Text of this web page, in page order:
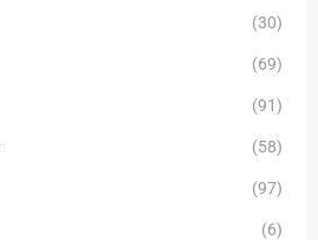
(30)
(69)
(91)
(58)
(97)
(6)